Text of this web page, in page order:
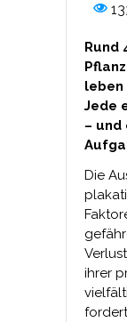
Rund
leben
Jede
–
Die
ihrer